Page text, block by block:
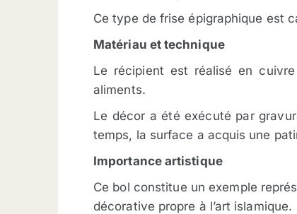
Ce type de frise épigraphique est
Matériau et technique
Le récipient est réalisé en
aliments.
Le décor a été exécuté par
temps, la surface a acquis une
Importance artistique
Ce bol constitue un exemple
décorative propre à l’art islamique.